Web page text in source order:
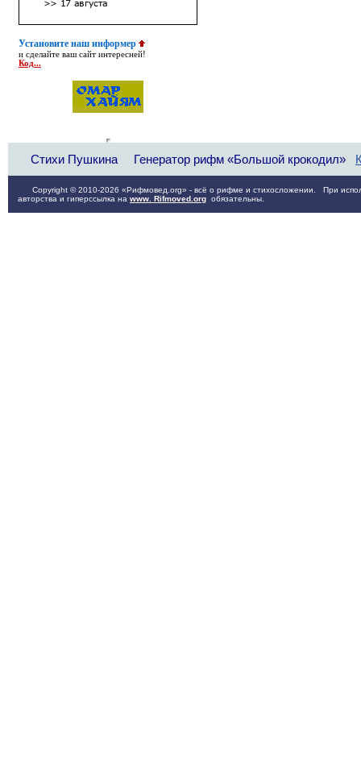
Установите наш информер
и сделайте ваш сайт интересней!
Код...
Стихи Пушкина Генератор рифм «Большой крокодил»
Copyright © 2010-2026 «Рифмовед.org» - всё о рифме и стихосложении. При
авторства и гиперссылка на www. Rifmoved.org обязательны.